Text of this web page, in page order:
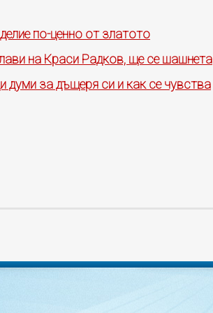
по-ценно от златото
на Краси Радков, ще се шашнета
за дъщеря си и как се чувства